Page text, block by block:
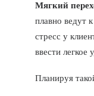
Мягкий
плавно ведут
стресс у
ввести
Планируя